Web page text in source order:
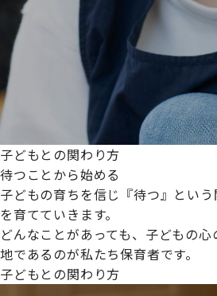
子どもとの関わり方
待つことから始める
子どもの育ちを信じ『待つ』とい
を育てていきます。
どんなことがあっても、子どもの
地であるのが私たち保育者です。
子どもとの関わり方